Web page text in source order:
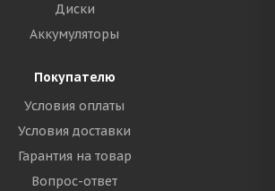
Диски
Аккумуляторы
Покупателю
Условия оплаты
Условия доставки
Гарантия на товар
Вопрос-ответ